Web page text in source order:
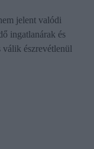
jelent valódi
ingatlanárak és
válik észrevétlenül